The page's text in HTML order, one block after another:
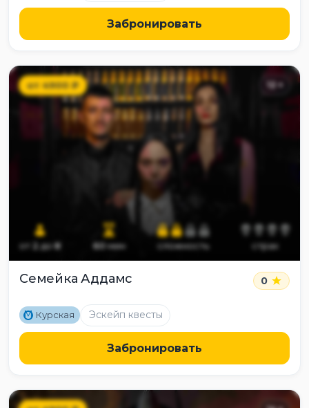
Забронировать
от4900₽ 12 +
от 2до8 60мин сложность страх
Семейка Аддамс 0
M Курская Эскейп квесты
Забронировать